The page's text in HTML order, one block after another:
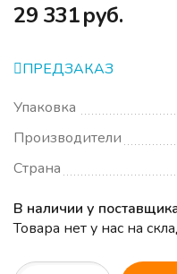
‍29 331‍руб.
ПРЕДЗАКАЗ
Упаковка
Производители
Страна
В наличии у
Товара нет у нас на